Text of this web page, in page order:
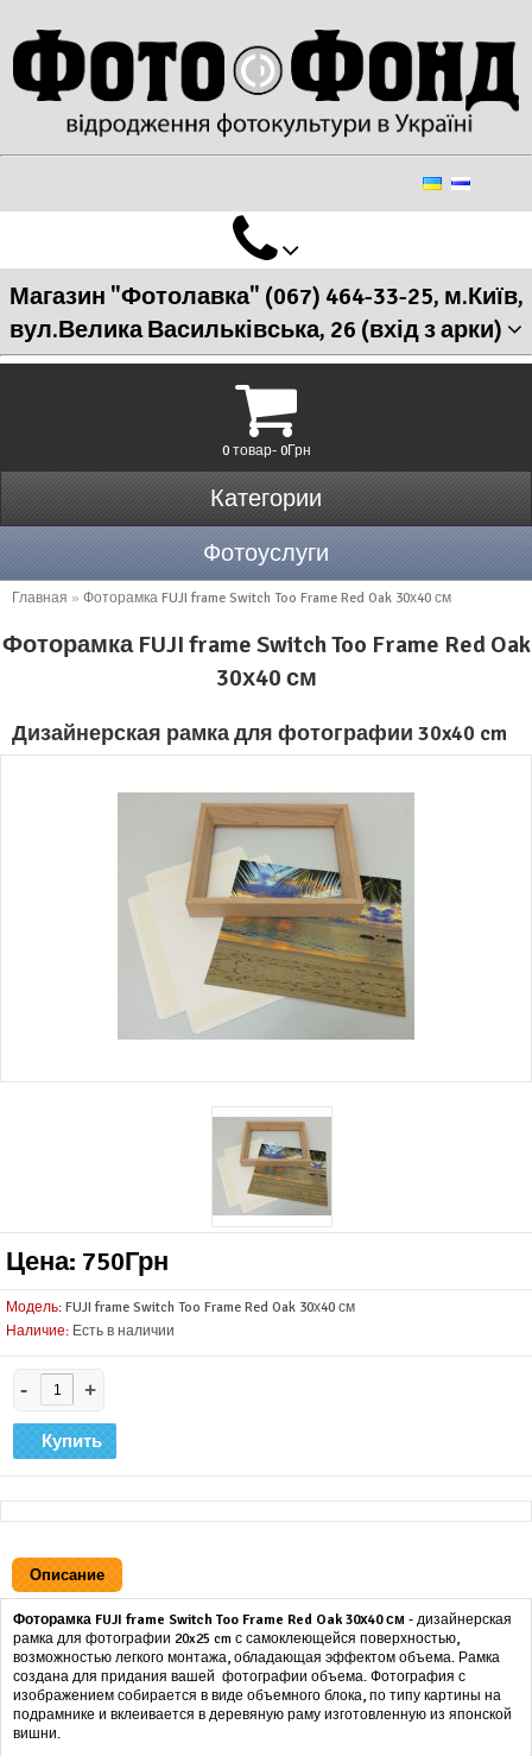
Магазин "Фотолавка" (067) 464-33-25, м.Київ,
вул.Велика Васильківська, 26 (вхід з арки)
0 товар- 0Грн
Категории
Фотоуслуги
Главная » Фоторамка FUJI frame Switch Too Frame Red Oak 30х40 см
Фоторамка FUJI frame Switch Too Frame Red Oak
30х40 см
Дизайнерская рамка для фотографии 30x40 cm
Цена: 750Грн
Модель: FUJI frame Switch Too Frame Red Oak 30х40 см
Наличие: Есть в наличии
- +
Описание
Фоторамка FUJI frame Switch Too Frame Red Oak 30х40 см - дизайнерская
рамка для фотографии 20x25 cm с самоклеющейся поверхностью,
возможностью легкого монтажа, обладающая эффектом объема. Рамка
создана для придания вашей фотографии объема. Фотография с
изображением собирается в виде объемного блока, по типу картины на
подрамнике и вклеивается в деревяную раму изготовленную из японской
вишни.